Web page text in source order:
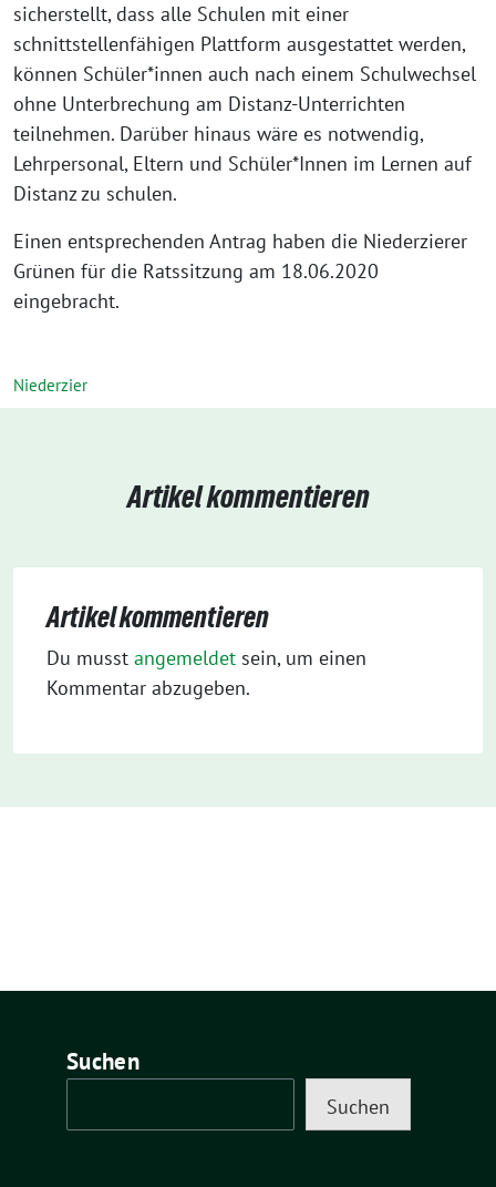
sicherstellt, dass alle Schulen mit einer
schnittstellenfähigen Plattform ausgestattet werden,
können Schüler*innen auch nach einem Schulwechsel
ohne Unterbrechung am Distanz-Unterrichten
teilnehmen. Darüber hinaus wäre es notwendig,
Lehrpersonal, Eltern und Schüler*Innen im Lernen auf
Distanz zu schulen.
Einen entsprechenden Antrag haben die Niederzierer
Grünen für die Ratssitzung am 18.06.2020
eingebracht.
Niederzier
Artikel kommentieren
Artikel kommentieren
Du musst angemeldet sein, um einen
Kommentar abzugeben.
Suchen
Suchen